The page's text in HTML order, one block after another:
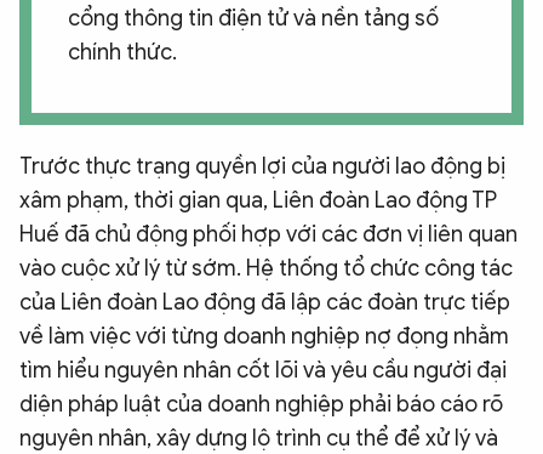
cổng thông tin điện tử và nền tảng số
chính thức.
Trước thực trạng quyền lợi của người lao động bị
xâm phạm, thời gian qua, Liên đoàn Lao động TP
Huế đã chủ động phối hợp với các đơn vị liên quan
vào cuộc xử lý từ sớm. Hệ thống tổ chức công tác
của Liên đoàn Lao động đã lập các đoàn trực tiếp
về làm việc với từng doanh nghiệp nợ đọng nhằm
tìm hiểu nguyên nhân cốt lõi và yêu cầu người đại
diện pháp luật của doanh nghiệp phải báo cáo rõ
nguyên nhân, xây dựng lộ trình cụ thể để xử lý và